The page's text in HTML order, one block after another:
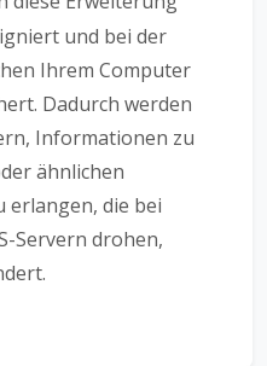
und bei der
Ihrem Computer
Dadurch werden
Informationen zu
ähnlichen
erlangen, die bei
Servern drohen,